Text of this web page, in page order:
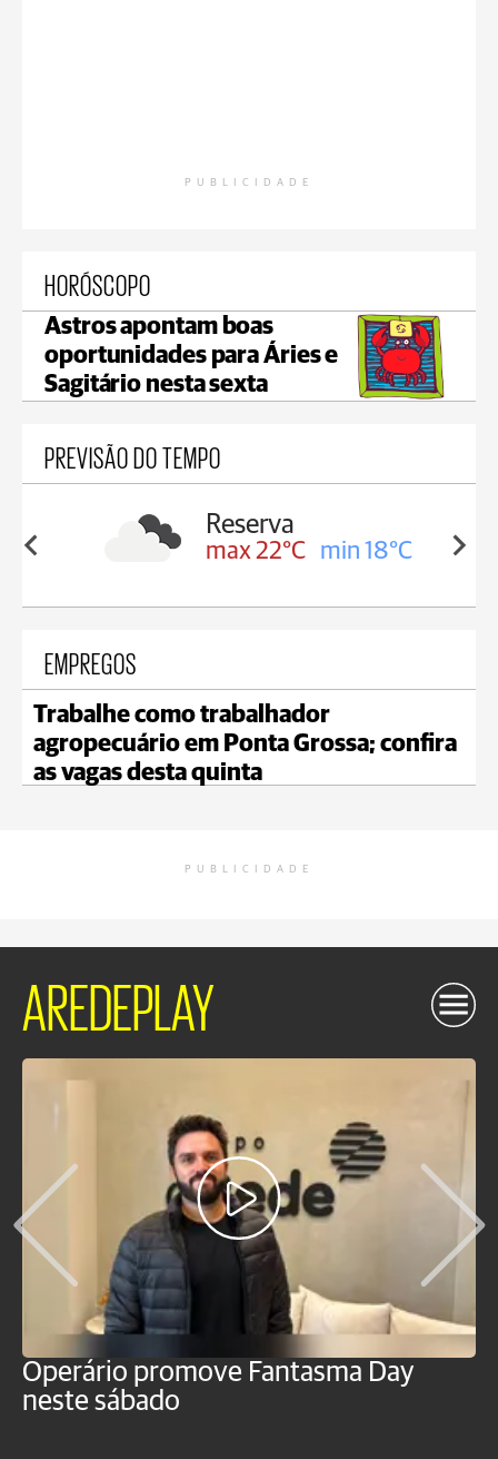
PUBLICIDADE
HORÓSCOPO
Astros apontam boas
oportunidades para Áries e
Sagitário nesta sexta
PREVISÃO DO TEMPO
19°C
Reserva
max 22°C min 18°C
EMPREGOS
Trabalhe como trabalhador
agropecuário em Ponta Grossa; confira
as vagas desta quinta
PUBLICIDADE
AREDEPLAY
Operário promove Fantasma Day
neste sábado